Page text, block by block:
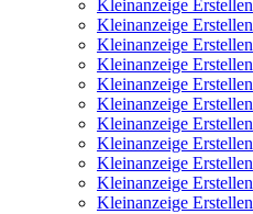
Kleinanzeige Erstellen
Kleinanzeige Erstellen
Kleinanzeige Erstellen
Kleinanzeige Erstellen
Kleinanzeige Erstellen
Kleinanzeige Erstellen
Kleinanzeige Erstellen
Kleinanzeige Erstellen
Kleinanzeige Erstellen
Kleinanzeige Erstellen
Kleinanzeige Erstellen